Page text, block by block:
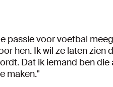
passie voor voetbal
hen. Ik wil ze laten zien
Dat ik iemand ben die
maken."